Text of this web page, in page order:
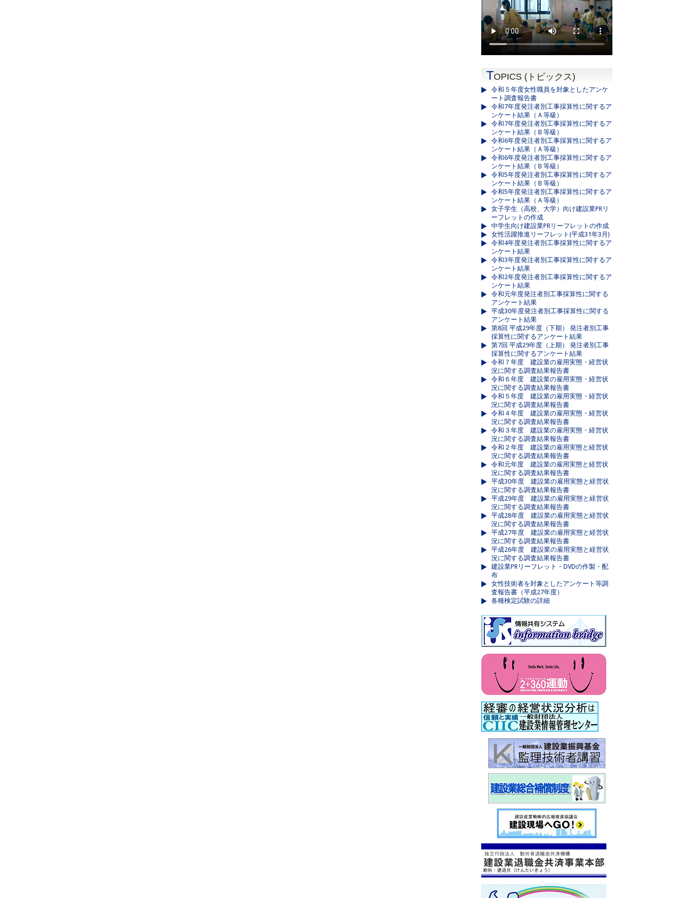
TOPICS (トピックス)
令和５年度女性職員を対象としたアンケ
ート調査報告書
令和7年度発注者別工事採算性に関するア
ンケート結果（Ａ等級）
令和7年度発注者別工事採算性に関するア
ンケート結果（Ｂ等級）
令和6年度発注者別工事採算性に関するア
ンケート結果（Ａ等級）
令和6年度発注者別工事採算性に関するア
ンケート結果（Ｂ等級）
令和5年度発注者別工事採算性に関するア
ンケート結果（Ｂ等級）
令和5年度発注者別工事採算性に関するア
ンケート結果（Ａ等級）
女子学生（高校、大学）向け建設業PRリ
ーフレットの作成
中学生向け建設業PRリーフレットの作成
女性活躍推進リーフレット(平成31年3月)
令和4年度発注者別工事採算性に関するア
ンケート結果
令和3年度発注者別工事採算性に関するア
ンケート結果
令和2年度発注者別工事採算性に関するア
ンケート結果
令和元年度発注者別工事採算性に関する
アンケート結果
平成30年度発注者別工事採算性に関する
アンケート結果
第8回 平成29年度（下期） 発注者別工事
採算性に関するアンケート結果
第7回 平成29年度（上期） 発注者別工事
採算性に関するアンケート結果
令和７年度 建設業の雇用実態・経営状
況に関する調査結果報告書
令和６年度 建設業の雇用実態・経営状
況に関する調査結果報告書
令和５年度 建設業の雇用実態・経営状
況に関する調査結果報告書
令和４年度 建設業の雇用実態・経営状
況に関する調査結果報告書
令和３年度 建設業の雇用実態・経営状
況に関する調査結果報告書
令和２年度 建設業の雇用実態と経営状
況に関する調査結果報告書
令和元年度 建設業の雇用実態と経営状
況に関する調査結果報告書
平成30年度 建設業の雇用実態と経営状
況に関する調査結果報告書
平成29年度 建設業の雇用実態と経営状
況に関する調査結果報告書
平成28年度 建設業の雇用実態と経営状
況に関する調査結果報告書
平成27年度 建設業の雇用実態と経営状
況に関する調査結果報告書
平成26年度 建設業の雇用実態と経営状
況に関する調査結果報告書
建設業PRリーフレット・DVDの作製・配
布
女性技術者を対象としたアンケート等調
査報告書（平成27年度）
各種検定試験の詳細